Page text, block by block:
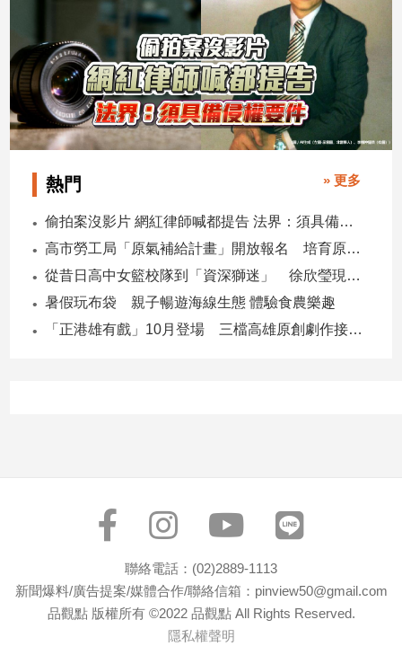
美
食
星
座/
命
理
消
健
子/
戲
熱門 » 更多
偷拍案沒影片 網紅律師喊都提告 法界：須具備侵權要件
高市勞工局「原氣補給計畫」開放報名 培育原民青年就業力與部落創新
從昔日高中女籃校隊到「資深獅迷」 徐欣瑩現身攻城獅開訓為球隊加油
暑假玩布袋 親子暢遊海線生態 體驗食農樂趣
「正港雄有戲」10月登場 三檔高雄原創劇作接力演出
聯絡電話：(02)2889-1113
新聞爆料/廣告提案/媒體合作/聯絡信箱：pinview50@gmail.com
品觀點 版權所有 ©2022 品觀點 All Rights Reserved.
隱私權聲明